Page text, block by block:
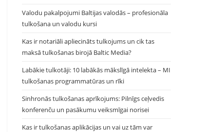
Valodu pakalpojumi Baltijas valodās – profesionāla
tulkošana un valodu kursi
Kas ir notariāli apliecināts tulkojums un cik tas
maksā tulkošanas birojā Baltic Media?
Labākie tulkotāji: 10 labākās mākslīgā intelekta – MI
tulkošanas programmatūras un rīki
Sinhronās tulkošanas aprīkojums: Pilnīgs ceļvedis
konferenču un pasākumu veiksmīgai norisei
Kas ir tulkošanas aplikācijas un vai uz tām var